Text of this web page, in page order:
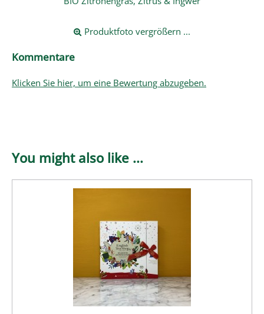
Produktfoto vergrößern ...
Kommentare
Klicken Sie hier, um eine Bewertung abzugeben.
You might also like ...